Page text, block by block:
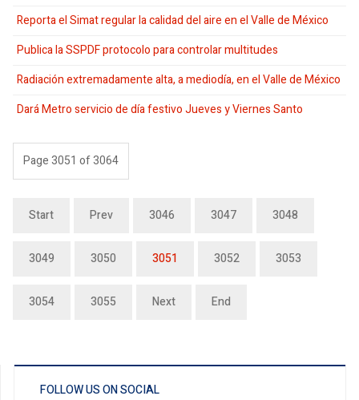
Reporta el Simat regular la calidad del aire en el Valle de México
Publica la SSPDF protocolo para controlar multitudes
Radiación extremadamente alta, a mediodía, en el Valle de México
Dará Metro servicio de día festivo Jueves y Viernes Santo
Page 3051 of 3064
Start Prev 3046 3047 3048
3049 3050 3051 3052 3053
3054 3055 Next End
FOLLOW US ON SOCIAL